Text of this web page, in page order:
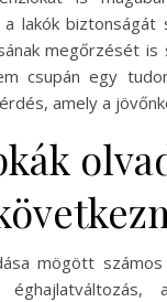
lakók biztonságát
megőrzését is
csupán egy
amely a
mögött